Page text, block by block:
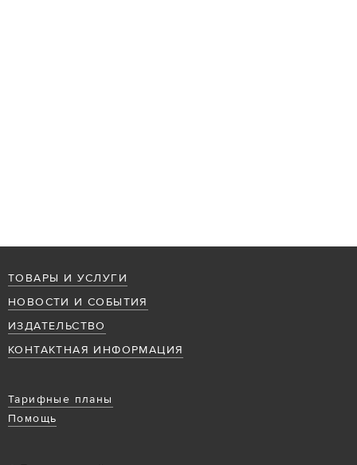
ТОВАРЫ И УСЛУГИ
НОВОСТИ И СОБЫТИЯ
ИЗДАТЕЛЬСТВО
КОНТАКТНАЯ ИНФОРМАЦИЯ
Тарифные планы
Помощь